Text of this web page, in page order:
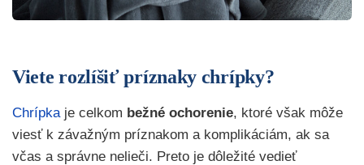
Viete rozlíšiť príznaky chrípky?
Chrípka je celkom bežné ochorenie, ktoré však môže
viesť k závažným príznakom a komplikáciám, ak sa
včas a správne nelieči. Preto je dôležité vedieť